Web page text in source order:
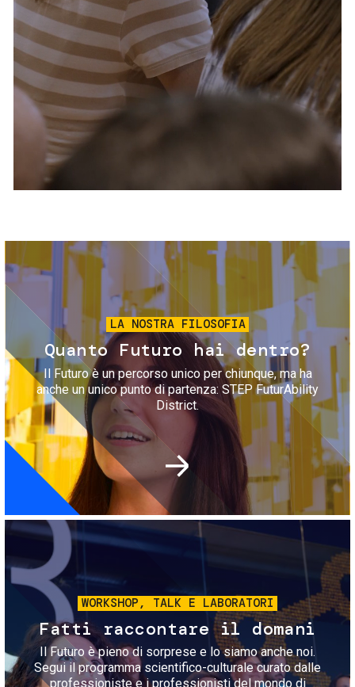
Servizi e accessibilità
Contatti
FAQ
Biglietti
Immagine
LA NOSTRA FILOSOFIA
Quanto Futuro hai dentro?
Il Futuro è un percorso unico per chiunque, ma ha
anche un unico punto di partenza: STEP FuturAbility
District.
Immagine
WORKSHOP, TALK E LABORATORI
Fatti raccontare il domani
Il Futuro è pieno di sorprese e lo siamo anche noi.
Segui il programma scientifico-culturale curato dalle
professioniste e i professionisti del mondo di